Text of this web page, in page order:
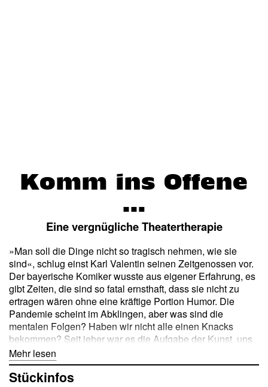
Komm ins Offene
…
Eine vergnügliche Theatertherapie
»Man soll die Dinge nicht so tragisch nehmen, wie sie
sind«, schlug einst Karl Valentin seinen Zeitgenossen vor.
Der bayerische Komiker wusste aus eigener Erfahrung, es
gibt Zeiten, die sind so fatal ernsthaft, dass sie nicht zu
ertragen wären ohne eine kräftige Portion Humor. Die
Pandemie scheint im Abklingen, aber was sind die
mentalen Folgen? Haben wir nicht alle einen Knacks
bekommen? Seit jeher war es die Aufgabe der Kunst, uns
das große Durcheinander im Weltenlauf und die eigenen
Ungereimtheiten erhellend vor Augen zu führen. Nach der
langen Kunstpause laden wir Sie für die Aufbesserung
Mehr lesen
Stückinfos